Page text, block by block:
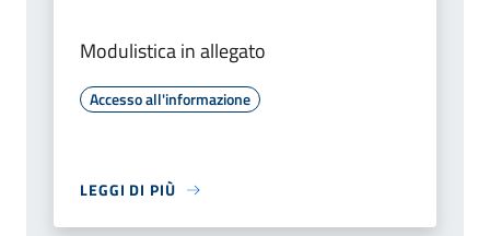
Modulistica in allegato
Accesso all'informazione
LEGGI DI PIÙ